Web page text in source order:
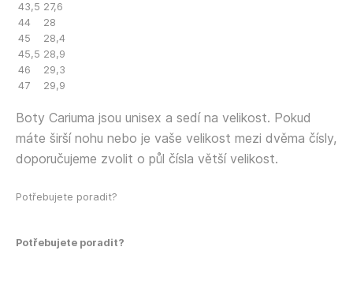
43,5 27,6
44
28
45
28,4
45,5 28,9
46
29,3
47
29,9
Boty Cariuma jsou unisex a sedí na velikost. Pokud
máte širší nohu nebo je vaše velikost mezi dvěma čísly,
doporučujeme zvolit o půl čísla větší velikost.
Potřebujete poradit?
Potřebujete poradit?